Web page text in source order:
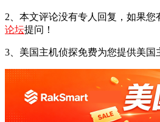
2、本文评论没有专人回复，如果您
论坛提问！
3、美国主机侦探免费为您提供美国